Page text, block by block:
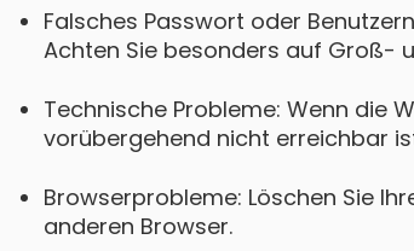
Falsches Passwort oder
Achten Sie besonders auf Groß-
Technische Probleme: Wenn die
vorübergehend nicht erreichbar
Browserprobleme: Löschen Sie
anderen Browser.